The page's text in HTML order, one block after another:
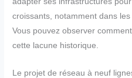
croissants, notamment dans
Vous pouvez observer
cette lacune historique.
Le projet de réseau à neuf